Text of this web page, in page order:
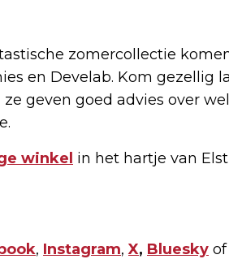
zomercollectie
en Develab. Kom gezellig
geven goed advies over
winkel in het hartje van
, Instagram,X, Bluesky